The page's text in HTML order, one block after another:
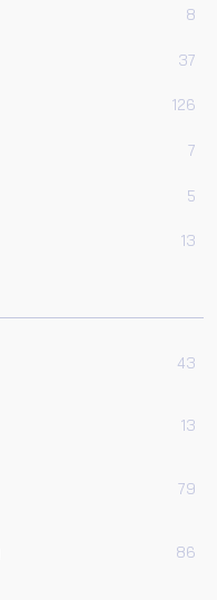
8
37
126
7
5
13
43
13
79
86